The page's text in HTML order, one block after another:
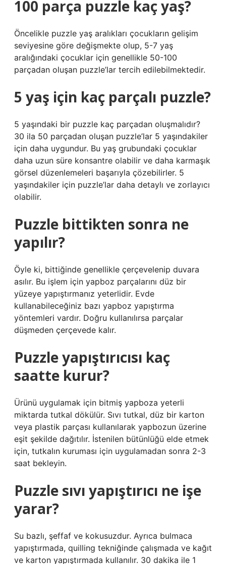
100 parça puzzle kaç yaş?
Öncelikle puzzle yaş aralıkları çocukların gelişim
seviyesine göre değişmekte olup, 5-7 yaş
aralığındaki çocuklar için genellikle 50-100
parçadan oluşan puzzle’lar tercih edilebilmektedir.
5 yaş için kaç parçalı puzzle?
5 yaşındaki bir puzzle kaç parçadan oluşmalıdır?
30 ila 50 parçadan oluşan puzzle’lar 5 yaşındakiler
için daha uygundur. Bu yaş grubundaki çocuklar
daha uzun süre konsantre olabilir ve daha karmaşık
görsel düzenlemeleri başarıyla çözebilirler. 5
yaşındakiler için puzzle’lar daha detaylı ve zorlayıcı
olabilir.
Puzzle bittikten sonra ne
yapılır?
Öyle ki, bittiğinde genellikle çerçevelenip duvara
asılır. Bu işlem için yapboz parçalarını düz bir
yüzeye yapıştırmanız yeterlidir. Evde
kullanabileceğiniz bazı yapboz yapıştırma
yöntemleri vardır. Doğru kullanılırsa parçalar
düşmeden çerçevede kalır.
Puzzle yapıştırıcısı kaç
saatte kurur?
Ürünü uygulamak için bitmiş yapboza yeterli
miktarda tutkal dökülür. Sıvı tutkal, düz bir karton
veya plastik parçası kullanılarak yapbozun üzerine
eşit şekilde dağıtılır. İstenilen bütünlüğü elde etmek
için, tutkalın kuruması için uygulamadan sonra 2-3
saat bekleyin.
Puzzle sıvı yapıştırıcı ne işe
yarar?
Su bazlı, şeffaf ve kokusuzdur. Ayrıca bulmaca
yapıştırmada, quilling tekniğinde çalışmada ve kağıt
ve karton yapıştırmada kullanılır. 30 dakika ile 1